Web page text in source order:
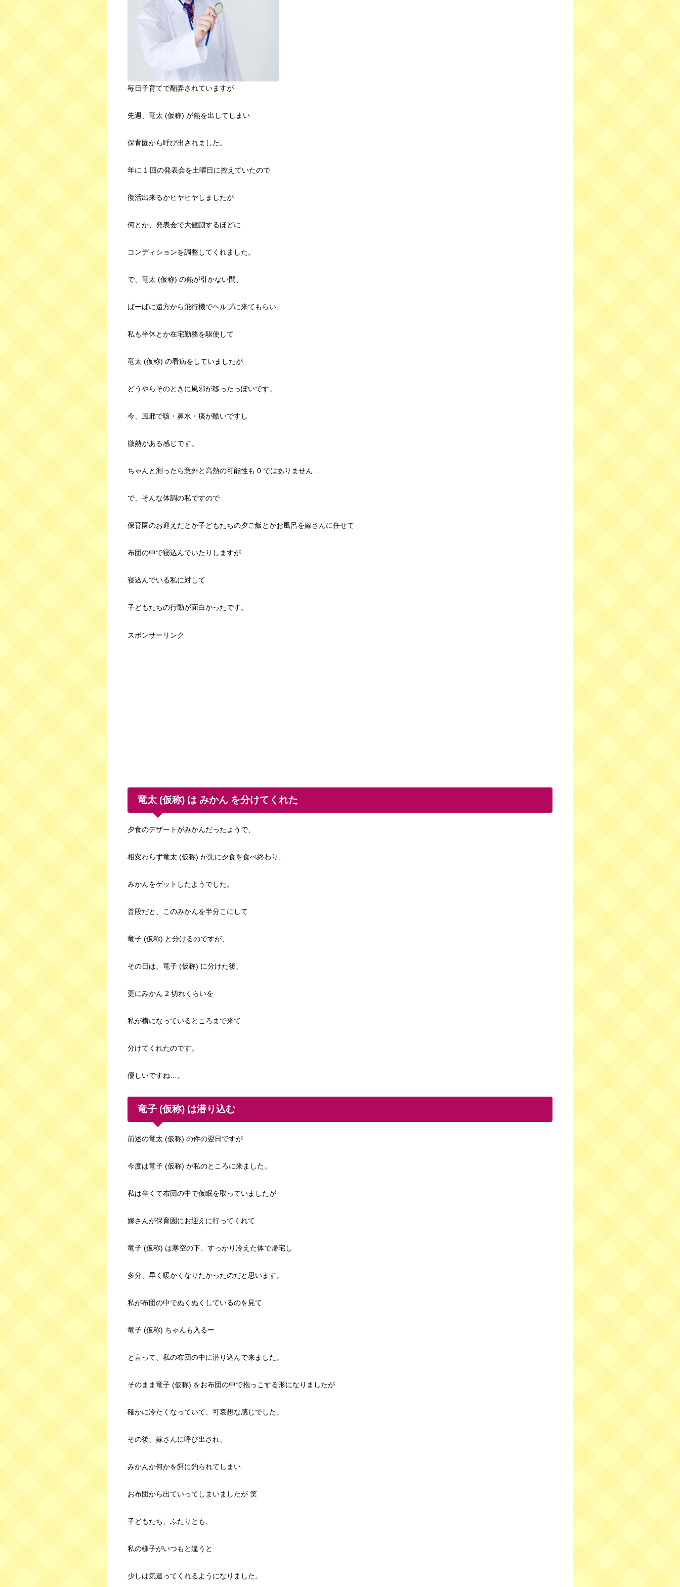
毎日子育てで翻弄されていますが
先週、竜太 (仮称) が熱を出してしまい
保育園から呼び出されました。
年に 1 回の発表会を土曜日に控えていたので
復活出来るかヒヤヒヤしましたが
何とか、発表会で大健闘するほどに
コンディションを調整してくれました。
で、竜太 (仮称) の熱が引かない間、
ばーばに遠方から飛行機でヘルプに来てもらい、
私も半休とか在宅勤務を駆使して
竜太 (仮称) の看病をしていましたが
どうやらそのときに風邪が移ったっぽいです。
今、風邪で咳・鼻水・痰が酷いですし
微熱がある感じです。
ちゃんと測ったら意外と高熱の可能性も 0 ではありません…
で、そんな体調の私ですので
保育園のお迎えだとか子どもたちの夕ご飯とかお風呂を嫁さんに任せて
布団の中で寝込んでいたりしますが
寝込んでいる私に対して
子どもたちの行動が面白かったです。
スポンサーリンク
竜太 (仮称) は みかん を分けてくれた
夕食のデザートがみかんだったようで、
相変わらず竜太 (仮称) が先に夕食を食べ終わり、
みかんをゲットしたようでした。
普段だと、このみかんを半分こにして
竜子 (仮称) と分けるのですが、
その日は、竜子 (仮称) に分けた後、
更にみかん 2 切れくらいを
私が横になっているところまで来て
分けてくれたのです。
優しいですね…。
竜子 (仮称) は潜り込む
前述の竜太 (仮称) の件の翌日ですが
今度は竜子 (仮称) が私のところに来ました。
私は辛くて布団の中で仮眠を取っていましたが
嫁さんが保育園にお迎えに行ってくれて
竜子 (仮称) は寒空の下、すっかり冷えた体で帰宅し
多分、早く暖かくなりたかったのだと思います。
私が布団の中でぬくぬくしているのを見て
竜子 (仮称) ちゃんも入るー
と言って、私の布団の中に潜り込んで来ました。
そのまま竜子 (仮称) をお布団の中で抱っこする形になりましたが
確かに冷たくなっていて、可哀想な感じでした。
その後、嫁さんに呼び出され、
みかんか何かを餌に釣られてしまい
お布団から出ていってしまいましたが 笑
子どもたち、ふたりとも、
私の様子がいつもと違うと
少しは気遣ってくれるようになりました。